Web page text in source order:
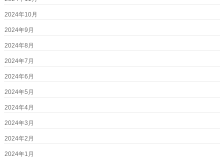
2024年10月
2024年9月
2024年8月
2024年7月
2024年6月
2024年5月
2024年4月
2024年3月
2024年2月
2024年1月